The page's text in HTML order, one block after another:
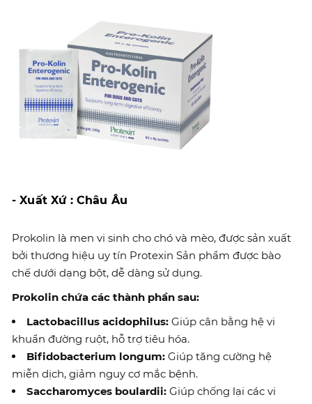
- Xuất Xứ : Châu Âu
Prokolin là men vi sinh cho chó và mèo, được sản xuất
bởi thương hiệu uy tín Protexin Sản phẩm được bào
chế dưới dạng bột, dễ dàng sử dụng.
Prokolin chứa các thành phần sau:
Lactobacillus acidophilus: Giúp cân bằng hệ vi
khuẩn đường ruột, hỗ trợ tiêu hóa.
Bifidobacterium longum: Giúp tăng cường hệ
miễn dịch, giảm nguy cơ mắc bệnh.
Saccharomyces boulardii: Giúp chống lại các vi